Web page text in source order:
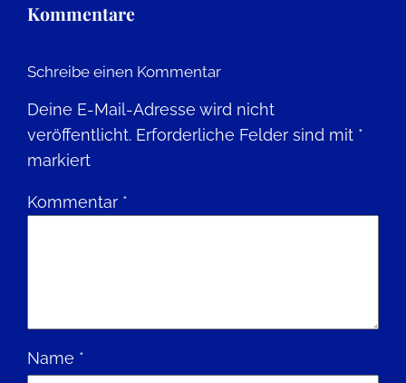
Kommentare
Schreibe einen Kommentar
Deine E-Mail-Adresse wird nicht
veröffentlicht. Erforderliche Felder sind mit *
markiert
Kommentar *
Name *